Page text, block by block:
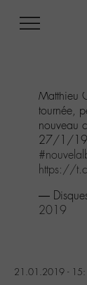
au
menu
Aller
contenu
Aller
recherche
Matthieu
tournée,
nouveau
27/1/19
https://
—
2019
21.01.2019 -